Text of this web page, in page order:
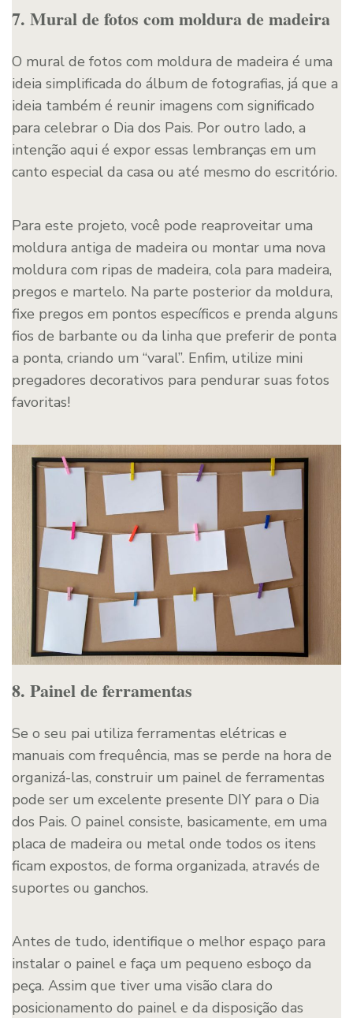
7. Mural de fotos com moldura de madeira
O mural de fotos com moldura de madeira é uma
ideia simplificada do álbum de fotografias, já que a
ideia também é reunir imagens com significado
para celebrar o Dia dos Pais. Por outro lado, a
intenção aqui é expor essas lembranças em um
canto especial da casa ou até mesmo do escritório.
Para este projeto, você pode reaproveitar uma
moldura antiga de madeira ou montar uma nova
moldura com ripas de madeira, cola para madeira,
pregos e martelo. Na parte posterior da moldura,
fixe pregos em pontos específicos e prenda alguns
fios de barbante ou da linha que preferir de ponta
a ponta, criando um “varal”. Enfim, utilize mini
pregadores decorativos para pendurar suas fotos
favoritas!
8. Painel de ferramentas
Se o seu pai utiliza ferramentas elétricas e
manuais com frequência, mas se perde na hora de
organizá-las, construir um painel de ferramentas
pode ser um excelente presente DIY para o Dia
dos Pais. O painel consiste, basicamente, em uma
placa de madeira ou metal onde todos os itens
ficam expostos, de forma organizada, através de
suportes ou ganchos.
Antes de tudo, identifique o melhor espaço para
instalar o painel e faça um pequeno esboço da
peça. Assim que tiver uma visão clara do
posicionamento do painel e da disposição das